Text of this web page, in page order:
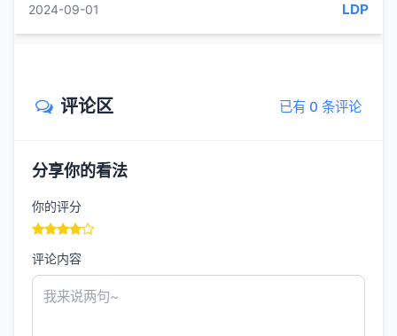
2024-09-01 LDP
评论区 已有 0 条评论
分享你的看法
你的评分
评论内容